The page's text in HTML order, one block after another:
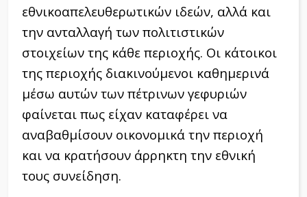
εθνικοαπελευθερωτικών ιδεών, αλλά και
την ανταλλαγή των πολιτιστικών
στοιχείων της κάθε περιοχής. Οι κάτοικοι
της περιοχής διακινούμενοι καθημερινά
μέσω αυτών των πέτρινων γεφυριών
φαίνεται πως είχαν καταφέρει να
αναβαθμίσουν οικονομικά την περιοχή
και να κρατήσουν άρρηκτη την εθνική
τους συνείδηση.